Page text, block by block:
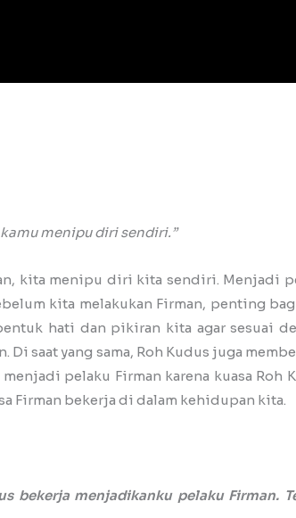
menipu diri sendiri.”
kita menipu diri kita sendiri. Menjadi
kita melakukan Firman, penting
hati dan pikiran kita agar sesuai
saat yang sama, Roh Kudus juga
pelaku Firman karena kuasa Roh
Firman bekerja di dalam kehidupan kita.
bekerja menjadikanku pelaku Firman.